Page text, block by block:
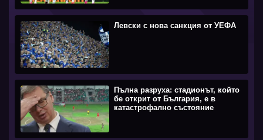
Левски с нова санкция от УЕФА
Пълна разруха: стадионът, който
бе открит от България, е в
катастрофално състояние